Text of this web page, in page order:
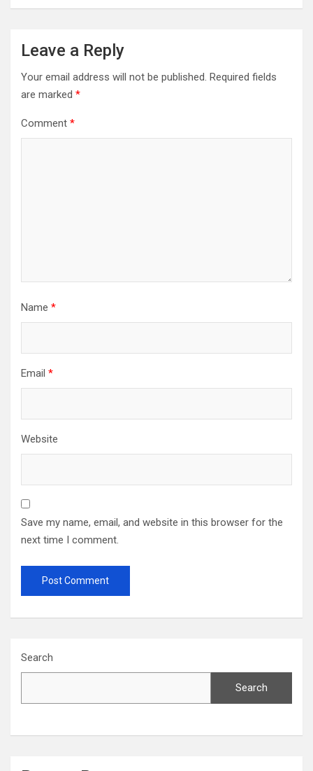
Leave a Reply
Your email address will not be published. Required fields
are marked *
Comment *
Name *
Email *
Website
Save my name, email, and website in this browser for the
next time I comment.
Search
Search